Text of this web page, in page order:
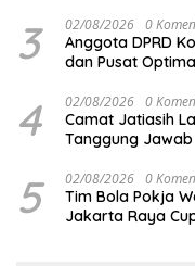
3 02/08/2026 0
Anggota DPRD
dan Pusat
4 02/08/2026 0
Camat Jatiasih
Tanggung Jawab
5 02/08/2026 0
Tim Bola Pokja
Jakarta Raya